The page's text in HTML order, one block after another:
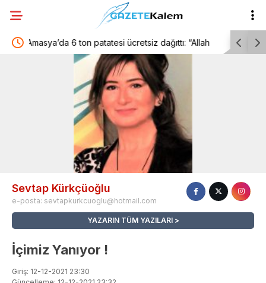
ücretsiz dağıttı: “Allah
paylaştık”
Çeşme, ismini aldığı tarihi
Sevtap Kürkçüoğlu
e-posta: sevtapkurkcuoglu@hotmail.com
YAZARIN TÜM YAZILARI
İçimiz Yanıyor !
Giriş: 12-12-2021 23:30